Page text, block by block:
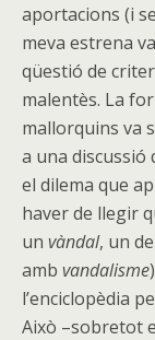
aportacions (i
meva estrena
qüestió de
malentès. La
mallorquins va
a una discussió
el dilema que
haver de llegir
un vàndal, un
amb vandalisme
l’enciclopèdia
Això –sobretot